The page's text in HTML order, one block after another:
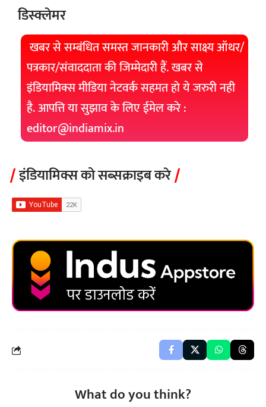
डिस्क्लेमर
खबर से सम्बंधित समस्त जानकारी और साक्ष्य ऑथर/
पत्रकार/संवाददाता की जिम्मेदारी हैं. खबर से
इंडियामिक्स मीडिया नेटवर्क सहमत हो ये जरुरी नही
है. आपत्ति या सुझाव के लिए ईमेल करे :
editor@indiamix.in
इंडियामिक्स को सब्सक्राइब करे
What do you think?